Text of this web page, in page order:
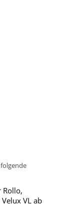
Rollo,
VL ab